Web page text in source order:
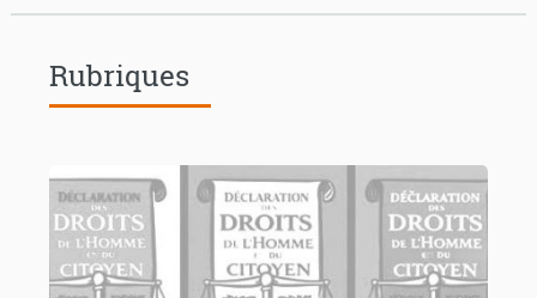
Rubriques